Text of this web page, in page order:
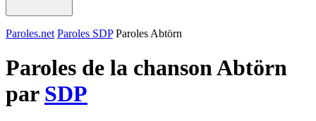
Paroles.net Paroles SDP Paroles Abtörn
Paroles de la chanson Abtörn
par SDP